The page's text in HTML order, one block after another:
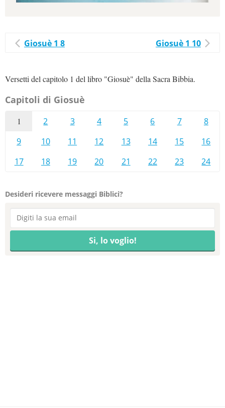
Giosuè 1 8 Giosuè 1 10
Versetti del capitolo 1 del libro "Giosuè" della Sacra Bibbia.
Capitoli di Giosuè
1 2 3 4 5 6 7
8
9
10 11 12 13 14 15
16
17
18 19 20 21 22 23 24
Desideri ricevere messaggi Biblici?